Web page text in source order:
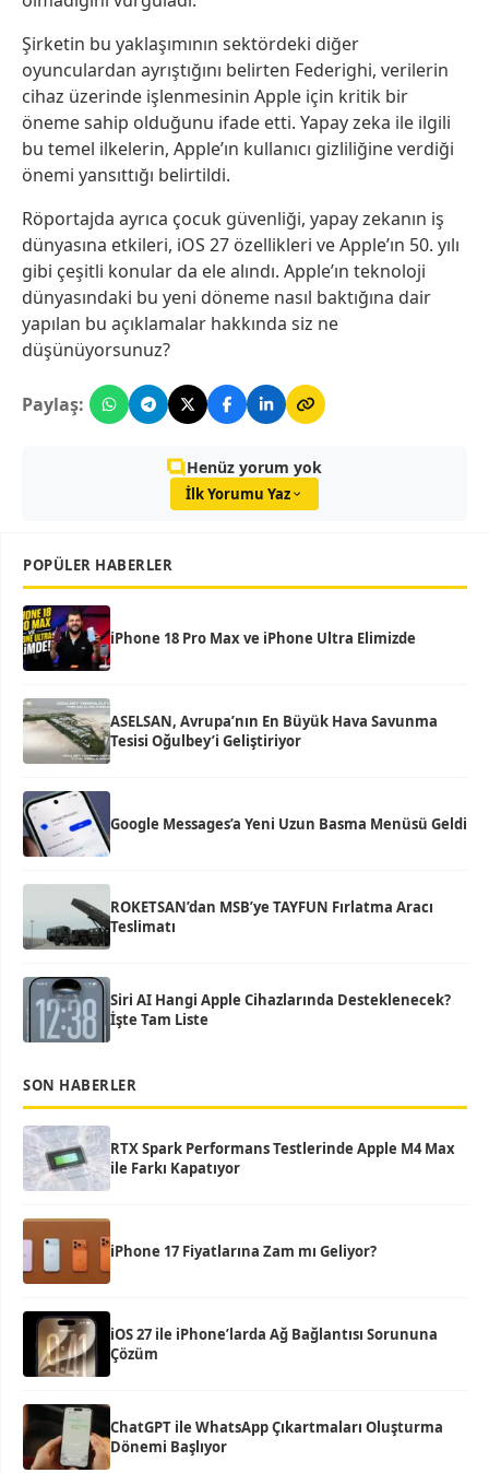
Şirketin bu yaklaşımının sektördeki diğer
oyunculardan ayrıştığını belirten Federighi, verilerin
cihaz üzerinde işlenmesinin Apple için kritik bir
öneme sahip olduğunu ifade etti. Yapay zeka ile ilgili
bu temel ilkelerin, Apple’ın kullanıcı gizliliğine verdiği
önemi yansıttığı belirtildi.
Röportajda ayrıca çocuk güvenliği, yapay zekanın iş
dünyasına etkileri, iOS 27 özellikleri ve Apple’ın 50. yılı
gibi çeşitli konular da ele alındı. Apple’ın teknoloji
dünyasındaki bu yeni döneme nasıl baktığına dair
yapılan bu açıklamalar hakkında siz ne
düşünüyorsunuz?
Paylaş:
Henüz yorum yok
İlk Yorumu Yaz
POPÜLER HABERLER
iPhone 18 Pro Max ve iPhone Ultra Elimizde
ASELSAN, Avrupa’nın En Büyük Hava Savunma
Tesisi Oğulbey’i Geliştiriyor
Google Messages’a Yeni Uzun Basma Menüsü Geldi
ROKETSAN’dan MSB’ye TAYFUN Fırlatma Aracı
Teslimatı
Siri AI Hangi Apple Cihazlarında Desteklenecek?
İşte Tam Liste
SON HABERLER
RTX Spark Performans Testlerinde Apple M4 Max
ile Farkı Kapatıyor
iPhone 17 Fiyatlarına Zam mı Geliyor?
iOS 27 ile iPhone’larda Ağ Bağlantısı Sorununa
Çözüm
ChatGPT ile WhatsApp Çıkartmaları Oluşturma
Dönemi Başlıyor